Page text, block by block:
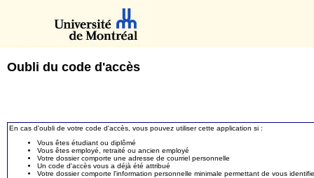
Oubli du code d'accès
En cas d'oubli de votre code d'accès, vous pouvez utiliser cette application si :
Vous êtes étudiant ou diplômé
Vous êtes employé, retraité ou ancien employé
Votre dossier comporte une adresse de courriel personnelle
Un code d'accès vous a déjà été attribué
Votre dossier comporte l'information personnelle minimale permettant de vous